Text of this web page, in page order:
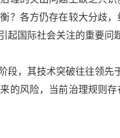
？各方仍存在较大分歧
起国际社会关注的重要问
其技术突破往往领先
的风险，当前治理规则